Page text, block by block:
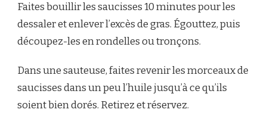
Faites bouillir les saucisses 10 minutes pour les
dessaler et enlever l’excès de gras. Égouttez, puis
découpez-les en rondelles ou tronçons.
Dans une sauteuse, faites revenir les morceaux de
saucisses dans un peu l’huile jusqu’à ce qu’ils
soient bien dorés. Retirez et réservez.